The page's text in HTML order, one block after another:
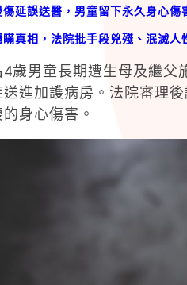
延誤送醫，男童留下永久身心傷
真相，法院批手段兇殘、泯滅人
4歲男童長期遭生母及繼父
進加護病房。法院審理
身心傷害。